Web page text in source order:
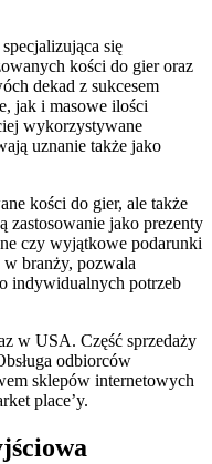
się
kości do gier oraz
dekad z sukcesem
jak i masowe ilości
wykorzystywane
uznanie także jako
kości do gier, ale także
zastosowanie jako prezenty
czy wyjątkowe podarunki
branży, pozwala
indywidualnych potrzeb
w USA. Część sprzedaży
odbiorców
sklepów internetowych
place’y.